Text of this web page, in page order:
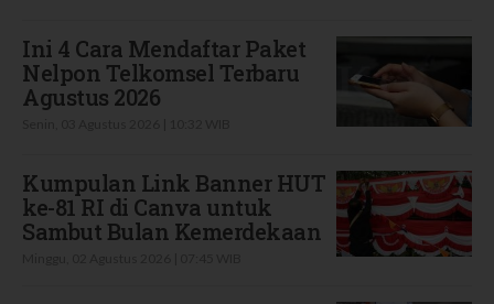
Ini 4 Cara Mendaftar Paket
Nelpon Telkomsel Terbaru
Agustus 2026
Kumpulan Link Banner HUT
ke-81 RI di Canva untuk
Sambut Bulan Kemerdekaan